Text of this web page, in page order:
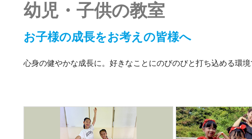
幼児・子供の教室
お子様の成長をお考えの皆様へ
心身の健やかな成長に。好きなことにのびのびと打ち込める環